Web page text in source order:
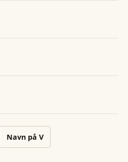
Navn på V